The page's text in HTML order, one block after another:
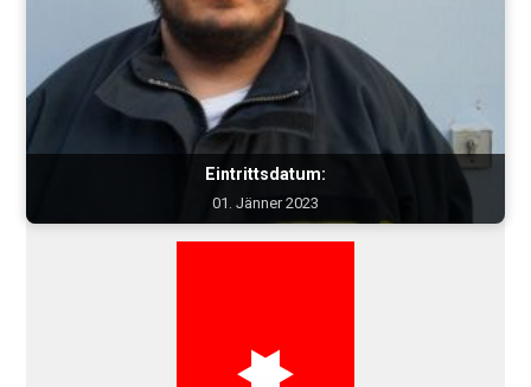
Eintrittsdatum:
01. Jänner 2023